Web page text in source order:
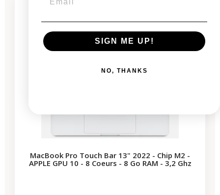
MacBook Pro Touch Bar 13" 2022 - Chip M2 -
APPLE GPU 10 - 8 Coeurs - 8 Go RAM - 3,2 Ghz
SIGN ME UP!
NO, THANKS